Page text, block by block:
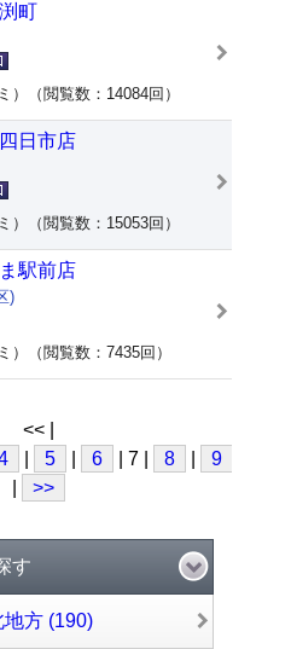
町
）（閲覧数：14084回）
日市店
）（閲覧数：15053回）
駅前店
)
）（閲覧数：7435回）
<< |
5 6 | 7 | 8 9
>>
す
方 (190)